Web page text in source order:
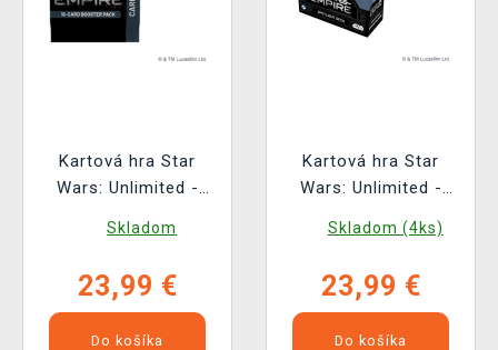
Kartová hra Star
Wars: Unlimited -
Carbonite Booster (16
Skladom
23,99 €
Do košíka
Kartová hra Star
Wars: Unlimited -
Spotlight Deck
Skladom (4ks)
23,99 €
Do košíka